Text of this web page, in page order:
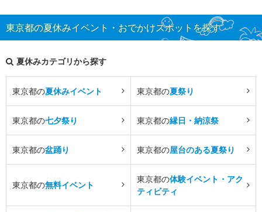
東京都の夏休みイベント・おでかけスポットを探す
夏休みカテゴリから探す
東京都の夏休みイベント 東京都の夏祭り
東京都の七夕祭り 東京都の縁日・納涼祭
東京都の盆踊り 東京都の屋台のある夏祭り
東京都の無料イベント
東京都の体験イベント・アク
ティビティ